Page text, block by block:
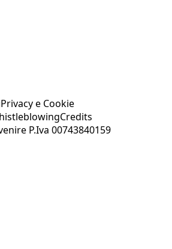
Privacy e Cookie
Credits
P.Iva 00743840159